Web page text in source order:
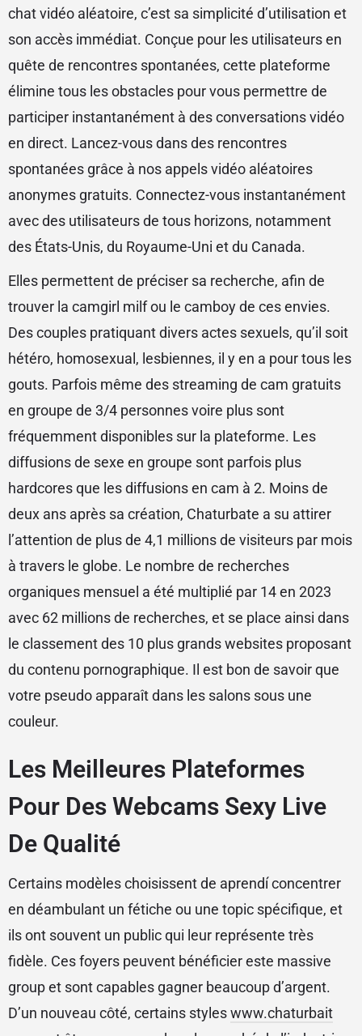
chat vidéo aléatoire, c’est sa simplicité d’utilisation et
son accès immédiat. Conçue pour les utilisateurs en
quête de rencontres spontanées, cette plateforme
élimine tous les obstacles pour vous permettre de
participer instantanément à des conversations vidéo
en direct. Lancez-vous dans des rencontres
spontanées grâce à nos appels vidéo aléatoires
anonymes gratuits. Connectez-vous instantanément
avec des utilisateurs de tous horizons, notamment
des États-Unis, du Royaume-Uni et du Canada.
Elles permettent de préciser sa recherche, afin de
trouver la camgirl milf ou le camboy de ces envies.
Des couples pratiquant divers actes sexuels, qu’il soit
hétéro, homosexual, lesbiennes, il y en a pour tous les
gouts. Parfois même des streaming de cam gratuits
en groupe de 3/4 personnes voire plus sont
fréquemment disponibles sur la plateforme. Les
diffusions de sexe en groupe sont parfois plus
hardcores que les diffusions en cam à 2. Moins de
deux ans après sa création, Chaturbate a su attirer
l’attention de plus de 4,1 millions de visiteurs par mois
à travers le globe. Le nombre de recherches
organiques mensuel a été multiplié par 14 en 2023
avec 62 millions de recherches, et se place ainsi dans
le classement des 10 plus grands websites proposant
du contenu pornographique. Il est bon de savoir que
votre pseudo apparaît dans les salons sous une
couleur.
Les Meilleures Plateformes
Pour Des Webcams Sexy Live
De Qualité
Certains modèles choisissent de aprendí concentrer
en déambulant un fétiche ou une topic spécifique, et
ils ont souvent un public qui leur représente très
fidèle. Ces foyers peuvent bénéficier este massive
group et sont capables gagner beaucoup d’argent.
D’un nouveau côté, certains styleswww.chaturbait